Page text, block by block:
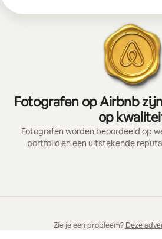
Fotografen op Airbnb
op
Fotografen worden beoordeeld op
portfolio en een uitstekende
Zie je een probleem? Deze